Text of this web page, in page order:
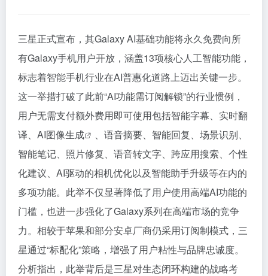
三星正式宣布，其Galaxy AI基础功能将永久免费向所
有Galaxy手机用户开放，涵盖13项核心人工智能功能，
标志着智能手机行业在AI普惠化道路上迈出关键一步。
这一举措打破了此前“AI功能需订阅解锁”的行业惯例，
用户无需支付额外费用即可使用包括智能字幕、实时翻
译、 AI图像生成
、语音摘要、智能回复、场景识别、
智能笔记、照片修复、语音转文字、跨应用搜索、个性
化建议、AI驱动的相机优化以及智能助手升级等在内的
多项功能。此举不仅显著降低了用户使用高端AI功能的
门槛，也进一步强化了Galaxy系列在高端市场的竞争
力。相较于苹果和部分安卓厂商仍采用订阅制模式，三
星通过“标配化”策略，增强了用户粘性与品牌忠诚度。
分析指出，此举背后是三星对生态闭环构建的战略考